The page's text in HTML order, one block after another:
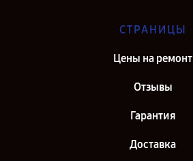
СТРАНИЦЫ
Цены на ремонт
Отзывы
Гарантия
Доставка